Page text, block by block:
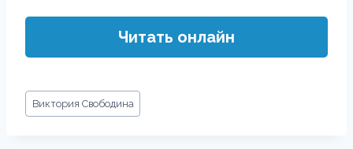
Читать онлайн
Метки
записи:
Виктория Свободина